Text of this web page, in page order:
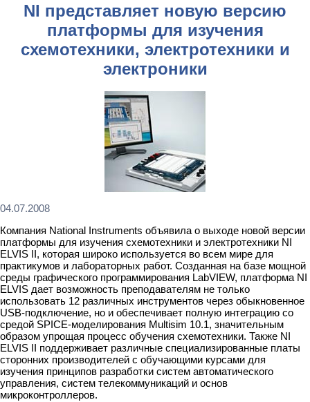
NI представляет новую версию
платформы для изучения
схемотехники, электротехники и
электроники
04.07.2008
Компания National Instruments объявила о выходе новой версии
платформы для изучения схемотехники и электротехники NI
ELVIS II, которая широко используется во всем мире для
практикумов и лабораторных работ. Созданная на базе мощной
среды графического программирования LabVIEW, платформа NI
ELVIS дает возможность преподавателям не только
использовать 12 различных инструментов через обыкновенное
USB-подключение, но и обеспечивает полную интеграцию со
средой SPICE-моделирования Multisim 10.1, значительным
образом упрощая процесс обучения схемотехники. Также NI
ELVIS II поддерживает различные специализированные платы
сторонних производителей с обучающими курсами для
изучения принципов разработки систем автоматического
управления, систем телекоммуникаций и основ
микроконтроллеров.